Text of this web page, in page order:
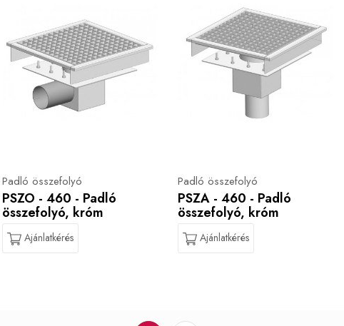
Padló összefolyó
PSZO - 460 - Padló
összefolyó, króm
Ajánlatkérés
Padló összefolyó
PSZA - 460 - Padló
összefolyó, króm
Ajánlatkérés